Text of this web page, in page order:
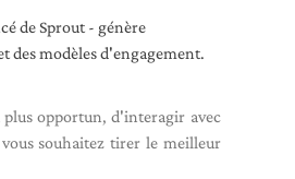
de Sprout - génère
des modèles d'engagement.
opportun, d'interagir avec
souhaitez tirer le meilleur